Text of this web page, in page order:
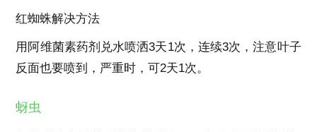
红蜘蛛解决方法
用阿维菌素药剂兑水喷洒3天1次，连续3次，注意叶子
反面也要喷到，严重时，可2天1次。
蚜虫